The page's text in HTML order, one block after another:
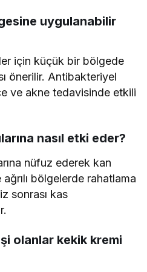
uygulanabilir
için küçük bir bölgede
önerilir. Antibakteriyel
ve akne tedavisinde etkili
nasıl etki eder?
nüfuz ederek kan
ağrılı bölgelerde rahatlama
sonrası kas
olanlar kekik kremi